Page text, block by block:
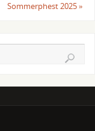
Sommerphest 2025»